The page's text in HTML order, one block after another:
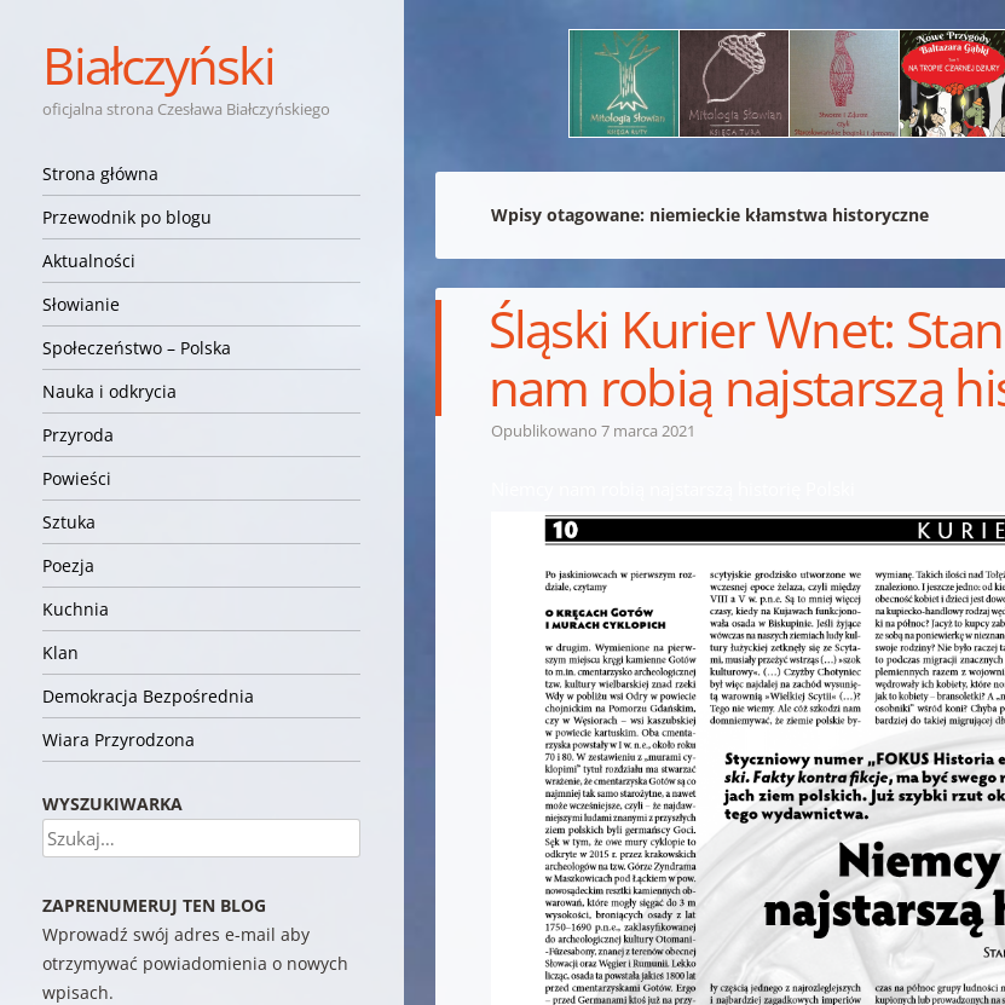
Białczyński
oficjalna strona Czesława Białczyńskiego
Nawigacja
Przejdź do treści
Strona główna
Przewodnik po blogu
Aktualności
Słowianie
Społeczeństwo – Polska
Nauka i odkrycia
Przyroda
Powieści
Sztuka
Poezja
Kuchnia
Klan
Demokracja Bezpośrednia
Wiara Przyrodzona
Wpisy otagowane: niemieckie kłamstwa historyczne
Śląski Kurier Wnet:
nam robią najstarszą
Opublikowano7 marca 2021
WYSZUKIWARKA
Szukaj
ZAPRENUMERUJ TEN BLOG
Wprowadź swój adres e-mail aby
otrzymywać powiadomienia o nowych
wpisach.